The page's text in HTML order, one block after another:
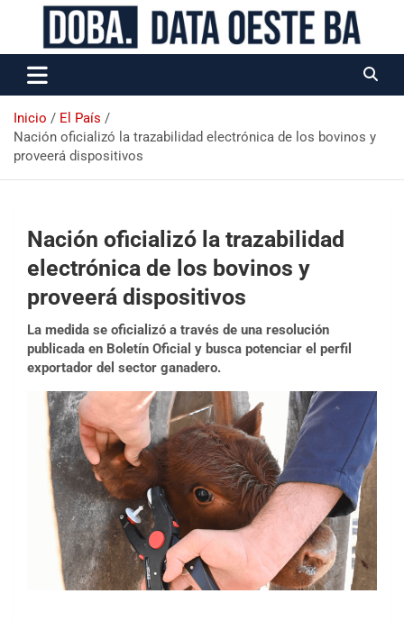
Data Oeste BA
Inicio
El País
Nación oficializó la trazabilidad electrónica de los bovinos y
proveerá dispositivos
Nación oficializó la trazabilidad
electrónica de los bovinos y
proveerá dispositivos
La medida se oficializó a través de una resolución
publicada en Boletín Oficial y busca potenciar el perfil
exportador del sector ganadero.